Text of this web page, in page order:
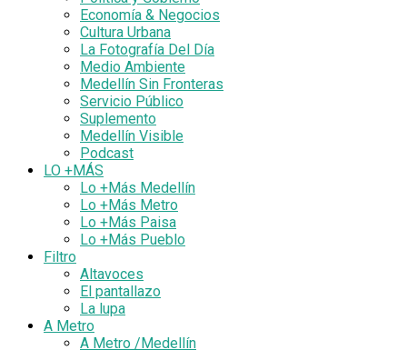
Economía & Negocios
Cultura Urbana
La Fotografía Del Día
Medio Ambiente
Medellín Sin Fronteras
Servicio Público
Suplemento
Medellín Visible
Podcast
LO +MÁS
Lo +Más Medellín
Lo +Más Metro
Lo +Más Paisa
Lo +Más Pueblo
Filtro
Altavoces
El pantallazo
La lupa
A Metro
A Metro /Medellín